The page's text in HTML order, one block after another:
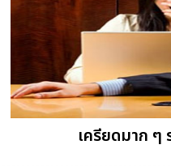
เครียดมาก ๆ